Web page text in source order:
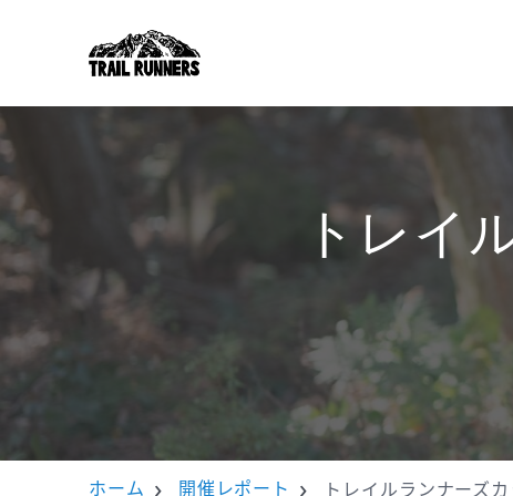
トレイ
ホーム 開催レポート トレイルランナーズ